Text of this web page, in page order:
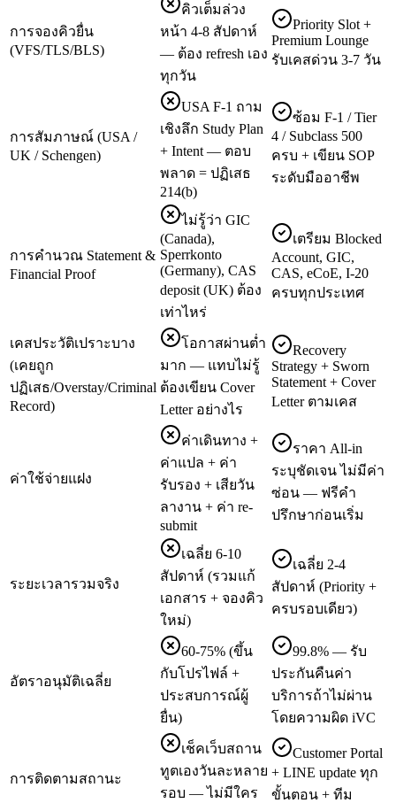
การจองคิวยื่น
(VFS/TLS/BLS)
คิวเต็มล่วง
หน้า 4-8 สัปดาห์
— ต้อง refresh เอง
ทุกวัน
Priority Slot +
Premium Lounge
รับเคสด่วน 3-7 วัน
การสัมภาษณ์ (USA /
UK / Schengen)
USA F-1 ถาม
เชิงลึก Study Plan
+ Intent — ตอบ
พลาด = ปฏิเสธ
214(b)
ซ้อม F-1 / Tier
4 / Subclass 500
ครบ + เขียน SOP
ระดับมืออาชีพ
การคำนวณ Statement &
Financial Proof
ไม่รู้ว่า GIC
(Canada),
Sperrkonto
(Germany), CAS
deposit (UK) ต้อง
เท่าไหร่
เตรียม Blocked
Account, GIC,
CAS, eCoE, I-20
ครบทุกประเทศ
เคสประวัติเปราะบาง
(เคยถูก
ปฏิเสธ/Overstay/Criminal
Record)
โอกาสผ่านต่ำ
มาก — แทบไม่รู้
ต้องเขียน Cover
Letter อย่างไร
Recovery
Strategy + Sworn
Statement + Cover
Letter ตามเคส
ค่าใช้จ่ายแฝง
ค่าเดินทาง +
ค่าแปล + ค่า
รับรอง + เสียวัน
ลางาน + ค่า re-
submit
ราคา All-in
ระบุชัดเจน ไม่มีค่า
ซ่อน — ฟรีคำ
ปรึกษาก่อนเริ่ม
ระยะเวลารวมจริง
เฉลี่ย 6-10
สัปดาห์ (รวมแก้
เอกสาร + จองคิว
ใหม่)
เฉลี่ย 2-4
สัปดาห์ (Priority +
ครบรอบเดียว)
อัตราอนุมัติเฉลี่ย
60-75% (ขึ้น
กับโปรไฟล์ +
ประสบการณ์ผู้
ยื่น)
99.8% — รับ
ประกันคืนค่า
บริการถ้าไม่ผ่าน
โดยความผิด iVC
การติดตามสถานะ
เช็คเว็บสถาน
ทูตเองวันละหลาย
รอบ — ไม่มีใคร
Customer Portal
+ LINE update ทุก
ขั้นตอน + ทีม